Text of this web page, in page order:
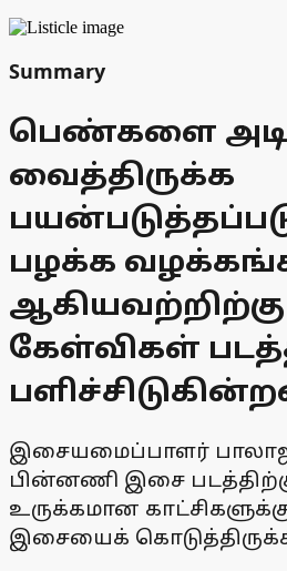
Summary
பெண்களை
வைத்திருக்க
பழக்க
கேள்விகள்
இசையமைப்பாளர்
பின்னணி இசை
உருக்கமான
இசையைக்